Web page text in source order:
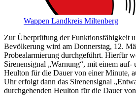
Wappen Landkreis Miltenberg
Zur Überprüfung der Funktionsfähigkeit
Bevölkerung wird am Donnerstag, 12.
Probealarmierung durchgeführt. Hierfür
Sirenensignal „Warnung“, mit einem auf-
Heulton für die Dauer von einer Minute,
Uhr erfolgt dann das Sirenensignal
durchgehenden Heulton für die Dauer